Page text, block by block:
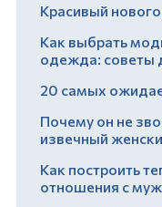
Красивый
Как выбрать
одежда: советы
20 самых
Почему он не
извечный
Как построить
отношения с